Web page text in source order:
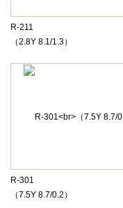
R-211
（2.8Y 8.1/1.3）
R-301
（7.5Y 8.7/0.2）